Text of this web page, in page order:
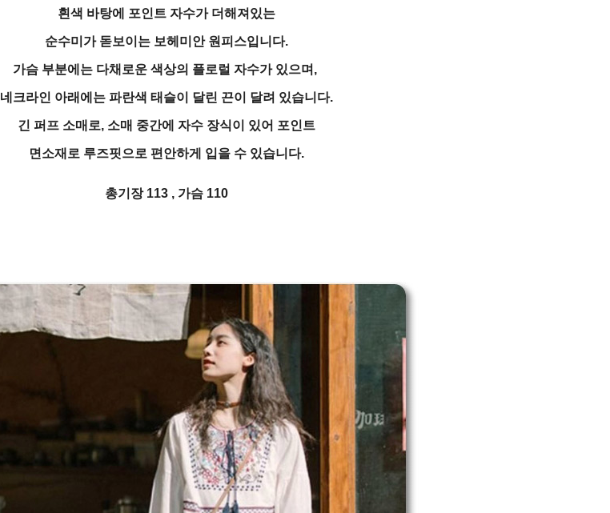
흰색 바탕에 포인트 자수가 더해져있는
순수미가 돋보이는 보헤미안 원피스입니다.
가슴 부분에는 다채로운 색상의 플로럴 자수가 있으며,
네크라인 아래에는 파란색 태슬이 달린 끈이 달려 있습니다.
긴 퍼프 소매로, 소매 중간에 자수 장식이 있어 포인트
면소재로 루즈핏으로 편안하게 입을 수 있습니다.
총기장 113 , 가슴 110